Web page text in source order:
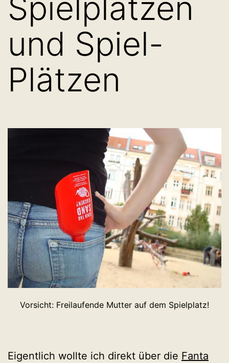
und Spiel-
Plätzen
Vorsicht: Freilaufende Mutter auf dem Spielplatz!
Eigentlich wollte ich direkt über die Fanta